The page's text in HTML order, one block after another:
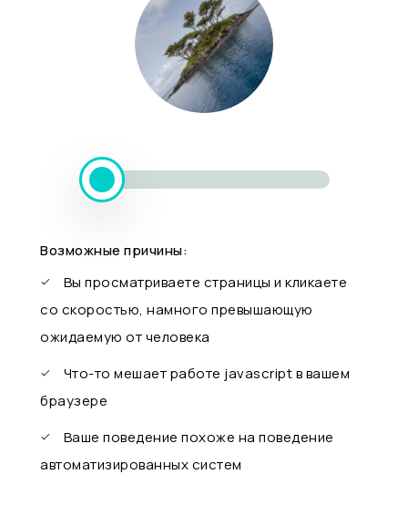
Возможные причины:
Вы просматриваете страницы и кликаете
со скоростью, намного превышающую
ожидаемую от человека
Что-то мешает работе javascript в вашем
браузере
Ваше поведение похоже на поведение
автоматизированных систем